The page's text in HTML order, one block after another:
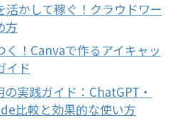
活かして稼ぐ！クラウドワー
方
く！Canvaで作るアイキャッ
イド
実践ガイド：ChatGPT・
比較と効果的な使い方